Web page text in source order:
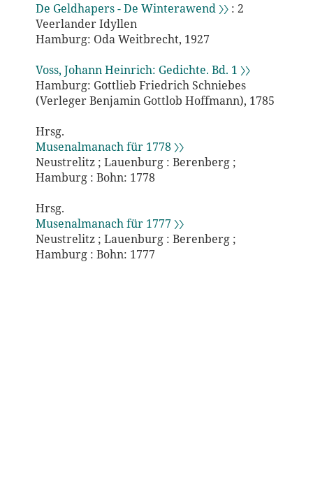
De Geldhapers - De Winterawend 〉〉: 2
Veerlander Idyllen
Hamburg: Oda Weitbrecht, 1927
Voss, Johann Heinrich: Gedichte. Bd. 1 〉〉
Hamburg: Gottlieb Friedrich Schniebes
(Verleger Benjamin Gottlob Hoffmann), 1785
Hrsg.
Musenalmanach für 1778 〉〉
Neustrelitz ; Lauenburg : Berenberg ;
Hamburg : Bohn: 1778
Hrsg.
Musenalmanach für 1777 〉〉
Neustrelitz ; Lauenburg : Berenberg ;
Hamburg : Bohn: 1777